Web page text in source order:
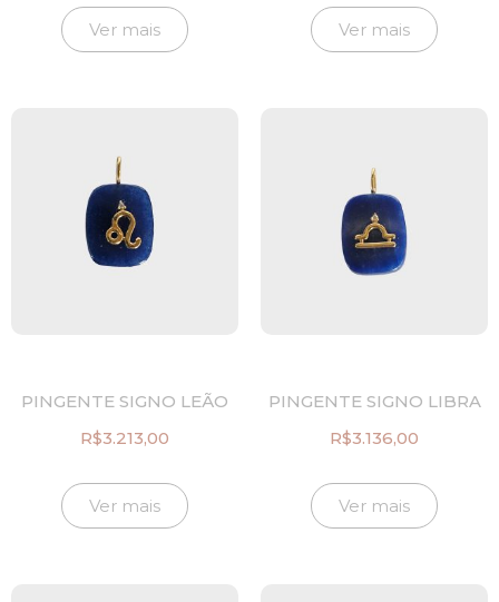
Ver mais Ver mais
PINGENTE SIGNO LEÃO
R$3.213,00
Ver mais
PINGENTE SIGNO LIBRA
R$3.136,00
Ver mais